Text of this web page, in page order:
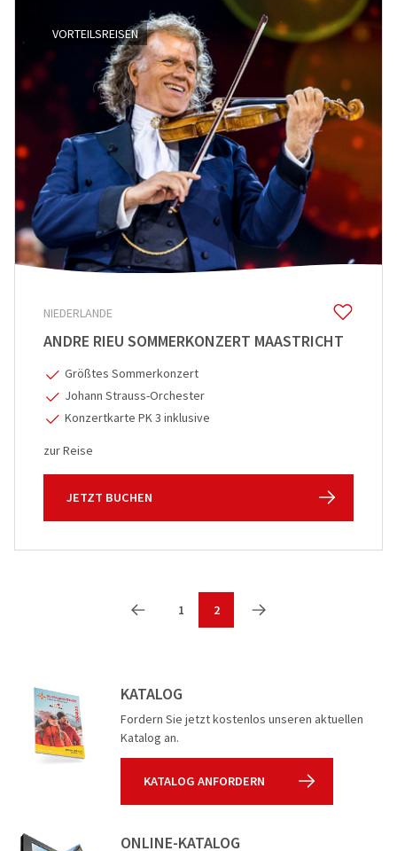
VORTEILSREISEN
NIEDERLANDE
ANDRE RIEU SOMMERKONZERT MAASTRICHT
Größtes Sommerkonzert
Johann Strauss-Orchester
Konzertkarte PK 3 inklusive
zur Reise
JETZT BUCHEN
1 2
KATALOG
Fordern Sie jetzt kostenlos unseren aktuellen
Katalog an.
KATALOG ANFORDERN
ONLINE-KATALOG